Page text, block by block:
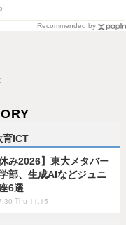
Recommended by
育ICT
休み2026】東大メタバー
部、生成AIなどジュニ
6選
Thu 11:15